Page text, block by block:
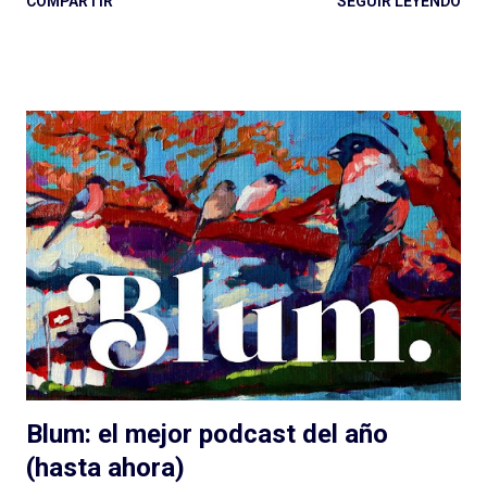
(podcast), con escuchar el páramo creativo (radio) vs. la
Porque los debates no pueden ser eternos. Y entonces
hablamos de lenguaje sonoro, hablamos de audio digital a
demanda del siglo XXI, hablamos de géneros, formatos, estilos.
Compartimos programas hechos para audiencias regionales,
globales, en nuestro idioma. Pero hay que aportar , siento en
este momento, un granito más al debate: el de las diferencias
narrativas entre una cosa y la otra. Más allá de las instancias de
producción, distribución y es...
Blum: el mejor podcast del año
(hasta ahora)